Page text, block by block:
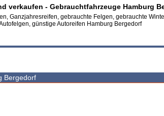
verkaufen - Gebrauchtfahrzeuge Hamburg
Ganzjahresreifen, gebrauchte Felgen, gebrauchte
günstige Autoreifen Hamburg Bergedorf
Bergedorf